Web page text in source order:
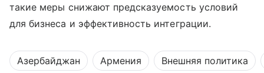
такие меры снижают предсказуемость условий
для бизнеса и эффективность интеграции.
Азербайджан Армения Внешняя политика